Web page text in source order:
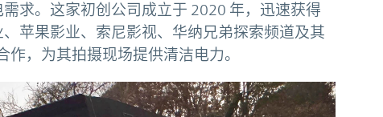
求。这家初创公司成立于 2020 年，迅速获得
苹果影业、索尼影视、华纳兄弟探索频道及其
，为其拍摄现场提供清洁电力。